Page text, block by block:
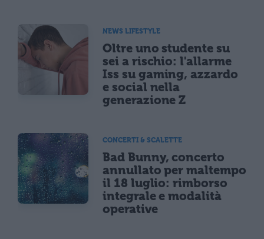
NEWS LIFESTYLE
Oltre uno studente su
sei a rischio: l'allarme
Iss su gaming, azzardo
e social nella
generazione Z
CONCERTI & SCALETTE
Bad Bunny, concerto
annullato per maltempo
il 18 luglio: rimborso
integrale e modalità
operative